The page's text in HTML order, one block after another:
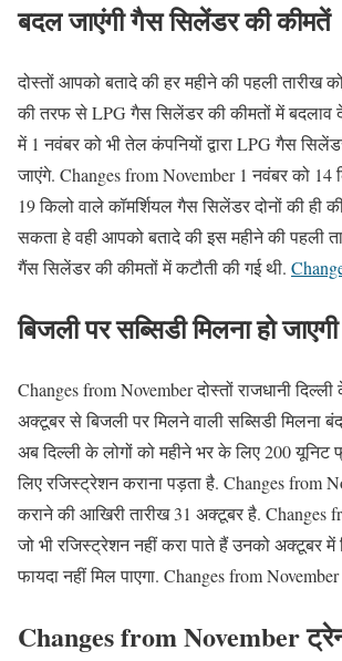
बदल जाएंगी गैस सिलेंडर की कीमतें
दोस्तों आपको बतादे की हर महीने की पहली तारीख
की तरफ से LPG गैस सिलेंडर की कीमतों में बदलाव
में 1 नवंबर को भी तेल कंपनियों द्वारा LPG गैस
जाएंगे. Changes from November 1 नवंबर को
19 किलो वाले कॉमर्शियल गैस सिलेंडर दोनों की ही
सकता हे वही आपको बतादे की इस महीने की पहली
गैंस सिलेंडर की कीमतों में कटौती की गई थी.
बिजली पर सब्सिडी मिलना हो
Changes from November दोस्तों राजधानी
अक्टूबर से बिजली पर मिलने वाली सब्सिडी मिलना
अब दिल्ली के लोगों को महीने भर के लिए 200
लिए रजिस्ट्रेशन कराना पड़ता है. Changes from
कराने की आखिरी तारीख 31 अक्टूबर है. Changes
जो भी रजिस्ट्रेशन नहीं करा पाते हैं उनको अक्टूबर में
फायदा नहीं मिल पाएगा. Changes from November
Changes from November